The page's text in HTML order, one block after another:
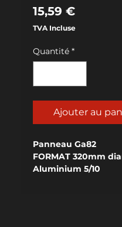
15,59 €Prix
TVA Incluse
Quantité *
Ajouter au
Panneau Ga82
FORMAT 320mm
Aluminium 5/10